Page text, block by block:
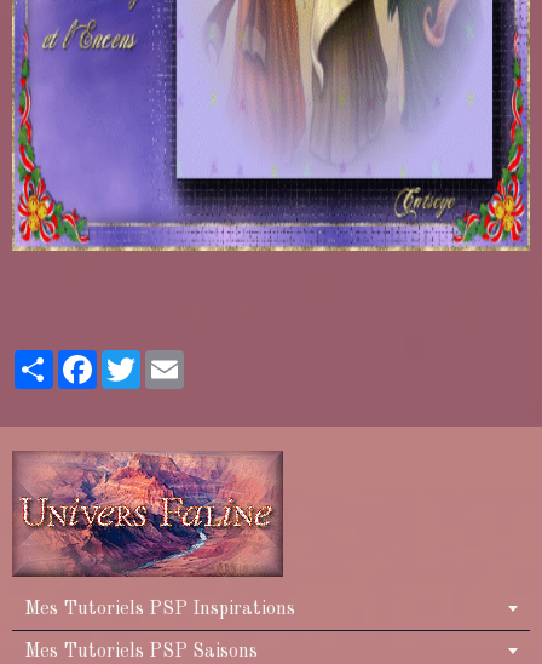
PartagerFacebook
Twitter
Mes Tutoriels PSP Inspirations
Mes Tutoriels PSP Saisons